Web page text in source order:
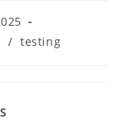
/ testing